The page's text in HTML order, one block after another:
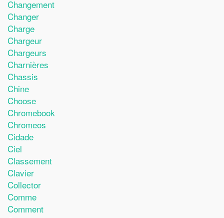
Changement
Changer
Charge
Chargeur
Chargeurs
Charnières
Chassis
Chine
Choose
Chromebook
Chromeos
Cidade
Ciel
Classement
Clavier
Collector
Comme
Comment